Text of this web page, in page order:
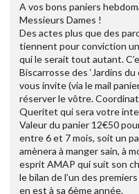
A vos bons paniers
Messieurs Dames !
Des actes plus que des
tiennent pour conviction
qui le serait tout autant.
Biscarrosse des ‘Jardins du
vous invite (via le mail
réserver le vôtre.
Queritet qui sera votre
Valeur du panier 12€50
entre 6 et 7 mois, soit un
amènera à manger sain, à
esprit AMAP qui suit son
le bilan de l’un des
en est à sa 6ème année.